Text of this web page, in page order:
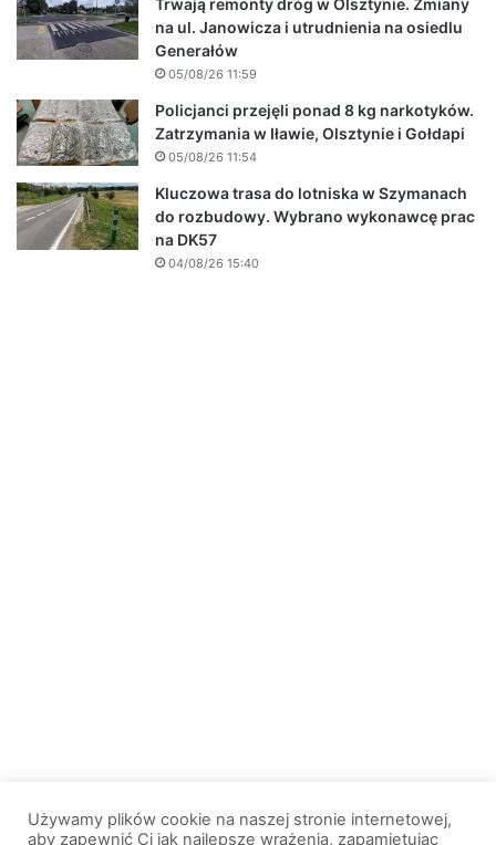
Trwają remonty dróg w Olsztynie. Zmiany
na ul. Janowicza i utrudnienia na osiedlu
Generałów
05/08/26 11:59
Policjanci przejęli ponad 8 kg narkotyków.
Zatrzymania w Iławie, Olsztynie i Gołdapi
05/08/26 11:54
Kluczowa trasa do lotniska w Szymanach
do rozbudowy. Wybrano wykonawcę prac
na DK57
04/08/26 15:40
Używamy plików cookie na naszej stronie internetowej,
aby zapewnić Ci jak najlepsze wrażenia, zapamiętując